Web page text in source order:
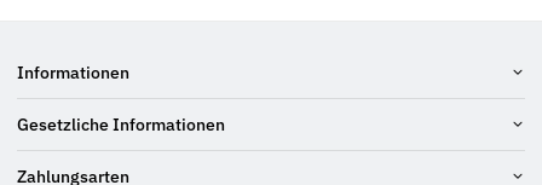
Informationen
Gesetzliche Informationen
Zahlungsarten